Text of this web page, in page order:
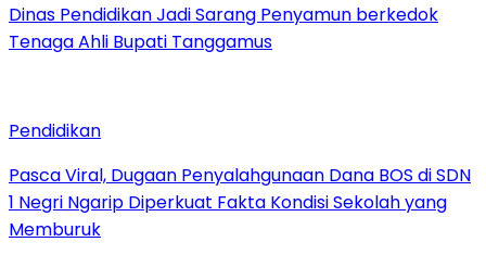
Dinas Pendidikan Jadi Sarang Penyamun berkedok
Tenaga Ahli Bupati Tanggamus
Pendidikan
Pasca Viral, Dugaan Penyalahgunaan Dana BOS di SDN
1 Negri Ngarip Diperkuat Fakta Kondisi Sekolah yang
Memburuk